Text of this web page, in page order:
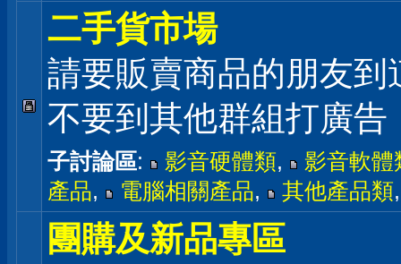
二手貨市場
請要販賣商品的朋友到
不要到其他群組打廣告
子討論區: 影音硬體類,
影音軟體
產品, 電腦相關產品, 其他產品類
團購及新品專區